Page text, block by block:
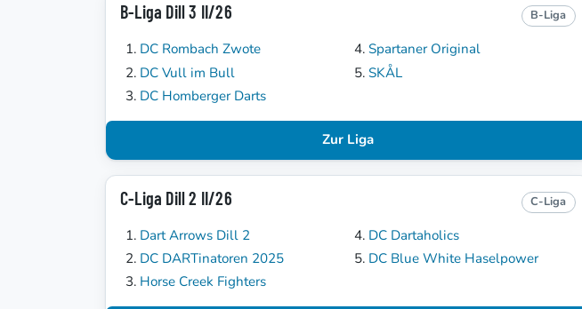
B-Liga Dill 3 II/26 B-Liga
DC Rombach Zwote
DC Vull im Bull
DC Homberger Darts
Spartaner Original
SKÅL
Zur Liga
C-Liga Dill 2 II/26 C-Liga
Dart Arrows Dill 2
DC DARTinatoren 2025
Horse Creek Fighters
DC Dartaholics
DC Blue White Haselpower